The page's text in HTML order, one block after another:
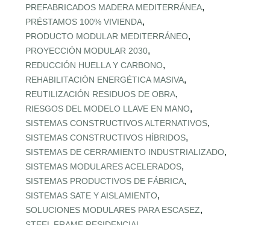
PREFABRICADOS MADERA MEDITERRÁNEA,
PRÉSTAMOS 100% VIVIENDA,
PRODUCTO MODULAR MEDITERRÁNEO,
PROYECCIÓN MODULAR 2030,
REDUCCIÓN HUELLA Y CARBONO,
REHABILITACIÓN ENERGÉTICA MASIVA,
REUTILIZACIÓN RESIDUOS DE OBRA,
RIESGOS DEL MODELO LLAVE EN MANO,
SISTEMAS CONSTRUCTIVOS ALTERNATIVOS,
SISTEMAS CONSTRUCTIVOS HÍBRIDOS,
SISTEMAS DE CERRAMIENTO INDUSTRIALIZADO,
SISTEMAS MODULARES ACELERADOS,
SISTEMAS PRODUCTIVOS DE FÁBRICA,
SISTEMAS SATE Y AISLAMIENTO,
SOLUCIONES MODULARES PARA ESCASEZ,